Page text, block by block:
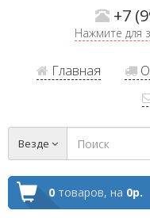
+7
Нажмите для
Главная
Везде
0 товаров, на 0р.